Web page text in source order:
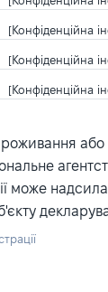
[Конфіденційна
[Конфіденційна
[Конфіденційна
може